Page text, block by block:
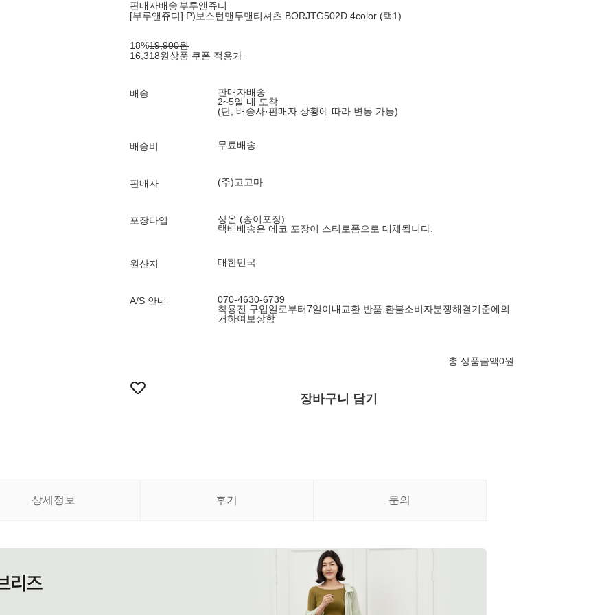
판매자배송 부루앤쥬디
[부루앤쥬디] P)보스턴맨투맨티셔츠 BORJTG502D 4color (택1)
18%19,900원
16,318원상품 쿠폰 적용가
배송
판매자배송
2~5일 내 도착
(단, 배송사·판매자 상황에 따라 변동 가능)
배송비 무료배송
판매자 (주)고고마
포장타입
상온 (종이포장)
택배배송은 에코 포장이 스티로폼으로 대체됩니다.
원산지 대한민국
A/S 안내
070-4630-6739
착용전 구입일로부터7일이내교환.반품.환불소비자분쟁해결기준에의
거하여보상함
총 상품금액0원
장바구니 담기
상세정보 후기 문의